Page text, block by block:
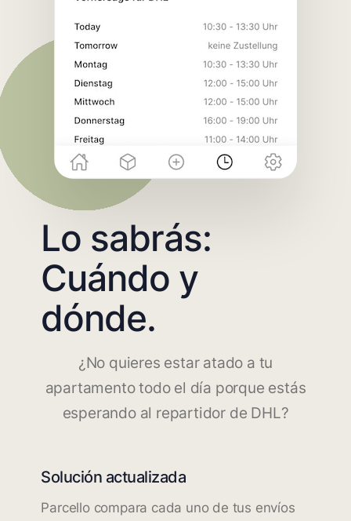
Lo sabrás:
Cuándo y
dónde.
¿No quieres estar atado a tu
apartamento todo el día porque estás
esperando al repartidor de DHL?
Solución actualizada
Parcello compara cada uno de tus envíos